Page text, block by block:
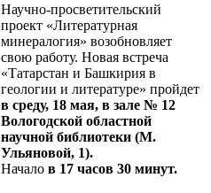
Научно-просветительский
проект «Литературная
минералогия» возобновляет
свою работу. Новая встреча
«Татарстан и Башкирия в
геологии и литературе» пройдет
в среду, 18 мая, в зале № 12
Вологодской областной
научной библиотеки (М.
Ульяновой, 1).
Начало в 17 часов 30 минут.